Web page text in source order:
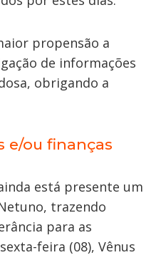
propensão a
de informações
obrigando a
e/ou finanças
está presente um
trazendo
para as
feira (08), Vênus